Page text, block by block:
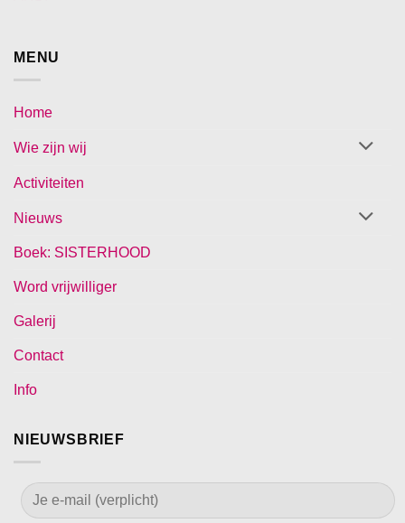
MENU
Home
Wie zijn wij
Activiteiten
Nieuws
Boek: SISTERHOOD
Word vrijwilliger
Galerij
Contact
Info
NIEUWSBRIEF